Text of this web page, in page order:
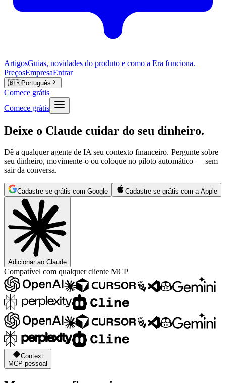
ArtigosGuias, novidades do produto e como a Era funciona.
PreçosEmpresaEntrar
🇧🇷Português
Comece grátis
Comece grátis
Deixe o Claude cuidar do seu dinheiro.
Dê a qualquer agente de IA seu contexto financeiro. Pergunte sobre
seu dinheiro, movimente-o ou coloque no piloto automático — sem
sair da conversa.
Cadastre-se grátis com Google Cadastre-se grátis com a Apple
Adicionar ao Claude
Compatível com qualquer cliente MCP
Context
MCP pessoal